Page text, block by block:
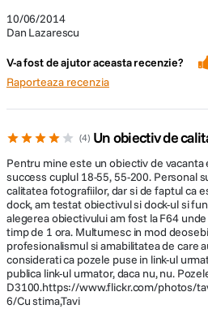
10/06/2014
Dan Lazarescu
V-a fost de ajutor aceasta recenzie?
Raporteaza recenzia
4 Un obiectiv de
Pentru mine este un obiectiv de
success cuplul 18-55, 55-200. Personal
calitatea fotografiilor, dar si de faptul ca
dock, am testat obiectivul si dock-ul si
alegerea obiectivului am fost la F64
timp de 1 ora. Multumesc in mod
profesionalismul si amabilitatea de care
considerati ca pozele puse in link-ul
publica link-ul urmator, daca nu, nu.
D3100.https://www.flickr.com/photos/
6/Cu stima,Tavi